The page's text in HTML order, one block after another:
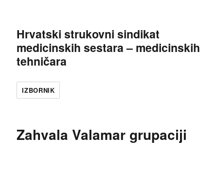
Hrvatski strukovni sindikat
medicinskih sestara – medicinskih
tehničara
IZBORNIK
Zahvala Valamar grupaciji